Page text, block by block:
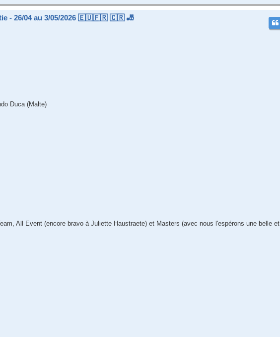
- 26/04 au 3/05/2026 🇪🇺🇫🇷 🇨🇷 🎳
Duca (Malte)
All Event (encore bravo à Juliette Haustraete) et Masters (avec nous l'espérons une belle et